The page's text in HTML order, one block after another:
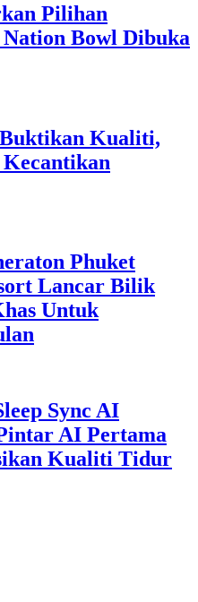
Pilihan
Bowl Dibuka
Kualiti,
Kecantikan
Phuket
Lancar Bilik
Untuk
Sync AI
AI Pertama
Kualiti Tidur